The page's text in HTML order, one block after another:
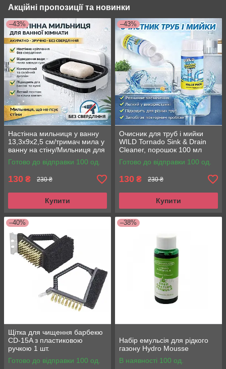
Акційні пропозиції та новинки
–43%
Настінна мильниця у ванну
13,3х9х2,5 см/тримач мила у
ванну на стіну/Мильниця для
твердого мила
Готово до відправки 100 од.
130 ₴ 230 ₴
Купити
–43%
Очисник для труб і мийки
WILD Tornado Sink & Drain
Cleaner, порошок 100 мл
Готово до відправки 100 од.
130 ₴ 230 ₴
Купити
–40%
Щітка для чищення барбекю
CD-15A з пластиковою
ручкою 1 шт.
Готово до відправки 100 од.
–38%
Набір емульсія для рідкого
газону Hydro Mousse
В наявності 100 од.